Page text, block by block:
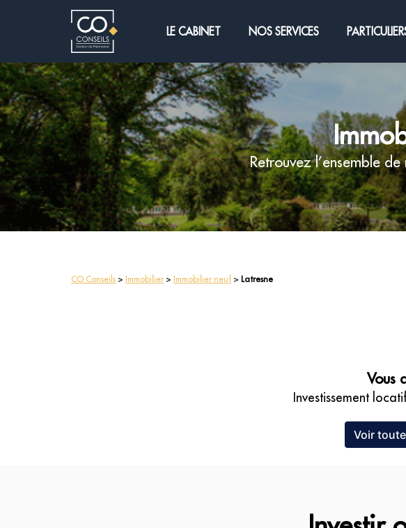
LE CABINET NOS SERVICES
Retrouvez l’ensemble
CO Conseils > Immobilier> Immobilier neuf > Latresne
Vous
Investissement
Voir